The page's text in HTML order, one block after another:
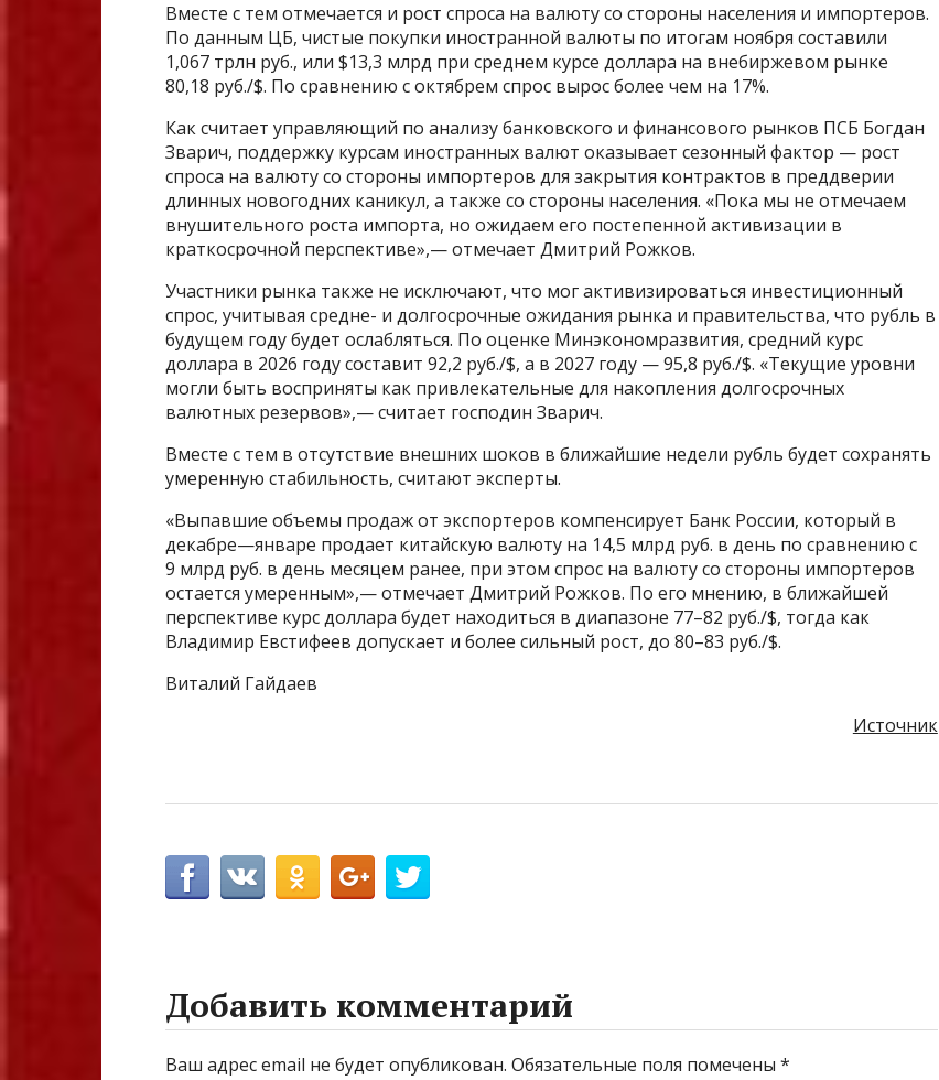
Вместе с тем отмечается и рост спроса на валюту со стороны населения и импортеров.
По данным ЦБ, чистые покупки иностранной валюты по итогам ноября составили
1,067 трлн руб., или $13,3 млрд при среднем курсе доллара на внебиржевом рынке
80,18 руб./$. По сравнению с октябрем спрос вырос более чем на 17%.
Как считает управляющий по анализу банковского и финансового рынков ПСБ Богдан
Зварич, поддержку курсам иностранных валют оказывает сезонный фактор — рост
спроса на валюту со стороны импортеров для закрытия контрактов в преддверии
длинных новогодних каникул, а также со стороны населения. «Пока мы не отмечаем
внушительного роста импорта, но ожидаем его постепенной активизации в
краткосрочной перспективе»,— отмечает Дмитрий Рожков.
Участники рынка также не исключают, что мог активизироваться инвестиционный
спрос, учитывая средне- и долгосрочные ожидания рынка и правительства, что рубль в
будущем году будет ослабляться. По оценке Минэкономразвития, средний курс
доллара в 2026 году составит 92,2 руб./$, а в 2027 году — 95,8 руб./$. «Текущие уровни
могли быть восприняты как привлекательные для накопления долгосрочных
валютных резервов»,— считает господин Зварич.
Вместе с тем в отсутствие внешних шоков в ближайшие недели рубль будет сохранять
умеренную стабильность, считают эксперты.
«Выпавшие объемы продаж от экспортеров компенсирует Банк России, который в
декабре—январе продает китайскую валюту на 14,5 млрд руб. в день по сравнению с
9 млрд руб. в день месяцем ранее, при этом спрос на валюту со стороны импортеров
остается умеренным»,— отмечает Дмитрий Рожков. По его мнению, в ближайшей
перспективе курс доллара будет находиться в диапазоне 77–82 руб./$, тогда как
Владимир Евстифеев допускает и более сильный рост, до 80–83 руб./$.
Виталий Гайдаев
Источник
Добавить комментарий
Ваш адрес email не будет опубликован. Обязательные поля помечены *